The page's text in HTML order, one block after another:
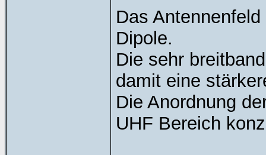
Das
Dipole.
Die sehr
damit eine
Die Anordnung
UHF Bereich